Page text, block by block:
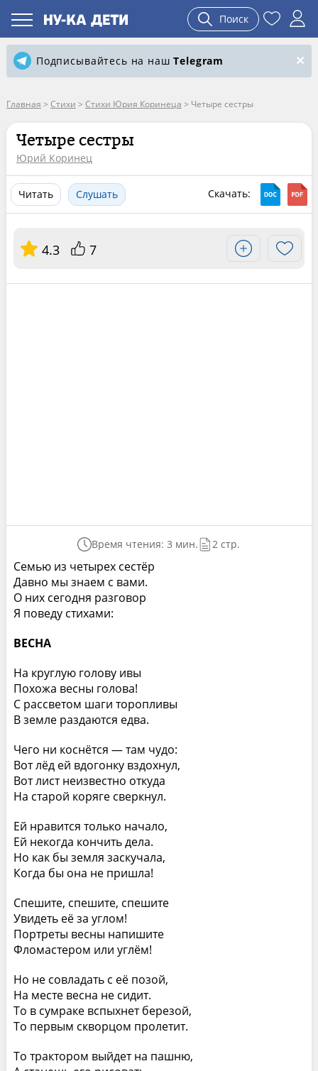
Поиск
Подписывайтесь на нашTelegram
Главная > Стихи > Стихи Юрия Коринеца > Четыре сестры
Четыре сестры
Юрий Коринец
Читать Слушать Скачать:
4.3 7
Время чтения: 3 мин. 2 стр.
Семью из четырех сестёр
Давно мы знаем с вами.
О них сегодня разговор
Я поведу стихами:
ВЕСНА
На круглую голову ивы
Похожа весны голова!
С рассветом шаги торопливы
В земле раздаются едва.
Чего ни коснётся — там чудо:
Вот лёд ей вдогонку вздохнул,
Вот лист неизвестно откуда
На старой коряге сверкнул.
Ей нравится только начало,
Ей некогда кончить дела.
Но как бы земля заскучала,
Когда бы она не пришла!
Спешите, спешите, спешите
Увидеть её за углом!
Портреты весны напишите
Фломастером или углём!
Но не совладать с её позой,
На месте весна не сидит.
То в сумраке вспыхнет березой,
То первым скворцом пролетит.
То трактором выйдет на пашню,